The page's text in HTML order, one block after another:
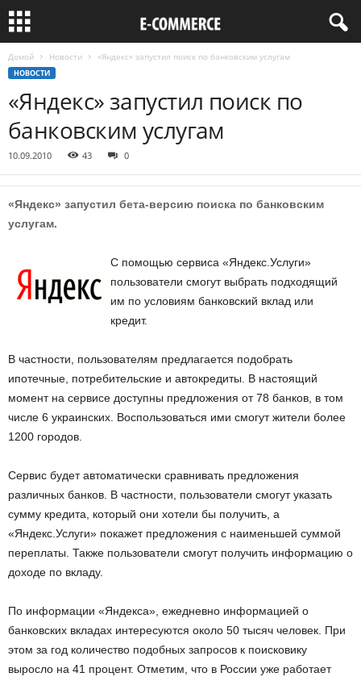
Домой Новости «Яндекс» запустил поиск по банковским услугам
НОВОСТИ
«Яндекс» запустил поиск по
банковским услугам
10.09.2010 43 0
«Яндекс» запустил бета-версию поиска по банковским
услугам.
С помощью сервиса «Яндекс.Услуги»
пользователи смогут выбрать подходящий
им по условиям банковский вклад или
кредит.
В частности, пользователям предлагается подобрать
ипотечные, потребительские и автокредиты. В настоящий
момент на сервисе доступны предложения от 78 банков, в том
числе 6 украинских. Воспользоваться ими смогут жители более
1200 городов.
Сервис будет автоматически сравнивать предложения
различных банков. В частности, пользователи смогут указать
сумму кредита, который они хотели бы получить, а
«Яндекс.Услуги» покажет предложения с наименьшей суммой
переплаты. Также пользователи смогут получить информацию о
доходе по вкладу.
По информации «Яндекса», ежедневно информацией о
банковских вкладах интересуются около 50 тысяч человек. При
этом за год количество подобных запросов к поисковику
выросло на 41 процент. Отметим, что в России уже работает